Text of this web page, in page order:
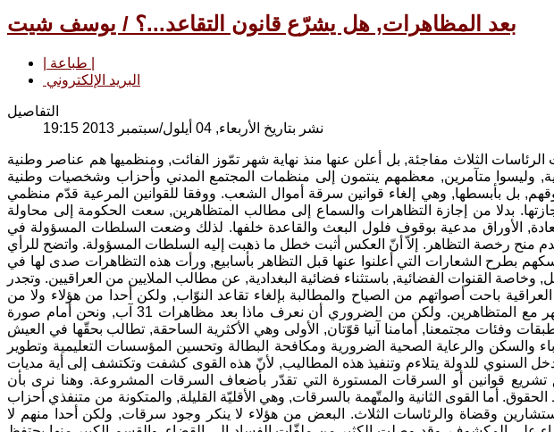
بعد المظاهرات, هل يشرّع قانون التقاعد...؟ / يوسف شيت
البريد الإلكتروني
التفاصيل
نشر بتاريخ الأربعاء, 04 أيلول/سبتمبر 2013 19:15
وامتيازات الرئاسات الثلاث مفاجئة, بل أعلن عنها منذ نهاية شهر تمّوز الفائت, ومنظميها هم عناصر وطنية
وليسوا متآمرين, معظمهم ينتمون إلى منظمات المجتمع المدني وأحزاب وشخصيات وطنية
بل بأبسطها, وهي إلغاء قوانين سرقة أموال الشعب. ووفقا للقوانين المرعية قدّم منظمي
بدلا من إجازة التظاهرات والسماع إلى مطالب المتظاهرين, سعت الحكومة إلى محاولة
الأوراق مدعية بوقوف فلول البعث والقاعدة خلفها. لذلك وضعت السلطات المسؤولة في
منح رخصة التظاهر. إلاّ أنّ العكس أثبت خطل ما ذهبت إليه السلطات المسؤولة. واتضح للرأي
بطرح الشعارات التي أعلنوا عنها قبل التظاهر بأسابيع, ورأت هذه التظاهرات صدى لها في
وخاصة القنوات الفضائية, باستثناء فضائية البغدادية, عن مطالب الملايين من العراقيين. وتجدر
باحت أصواتهم من الصياح والمطالبة بإلغاء تقاعد النوّاب, ولكن أحدا من هؤلاء ولا من
النوّاب الذين أعلنوا تنازلهم عن الراتب التقاعدي لم يظهر مع المتظاهرين. ولكن من الضروري أن نعرف ماذا بعد مظاهرات 31 آب, ونحن أمام صورة
وفئات مجتمعنا, أمامنا آنيا قوّتان, الأولى وهي الأكثرية الساحقة, تطالب بحقّها في العيش
والسكن والرعاية الصحية الضرورية ومكافحة البطالة وتحسين المؤسسات التعليمية وتطوير
السنوي للدولة يتلاءم وتنفيذ هذه المطاليب, لأنّ هذه القوى كشفت وتكتشف إلى أية مديات
قوانين أو السرقات المستورة التي تقدّر بأضعاف السرقات المشروعة. وهنا نرى بأن
أما القوى الثانية والمتّهمة بالسرقات, وهي الأقليّة القليلة, والمتكونة من متنفذي أحزاب
وقضاة والرئاسات الثلاث. البعض من هؤلاء لا ينكر وجود سرقات, ولكن أحدا منهم لا